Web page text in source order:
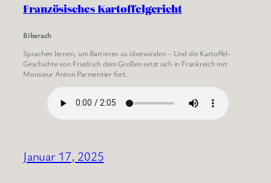
Französisches Kartoffelgericht
Biberach
Sprachen lernen, um Barrieren zu überwinden – Und die Kartoffel-
Geschichte von Friedrich dem Großen setzt sich in Frankreich mit
Monsieur Anton Parmentier fort.
Januar 17, 2025